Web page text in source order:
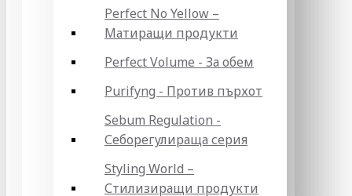
Perfect No Yellow –
Матиращи продукти
Perfect Volume - За обем
Purifyng - Против пърхот
Sebum Regulation -
Себорегулираща серия
Styling World –
Стилизиращи продукти